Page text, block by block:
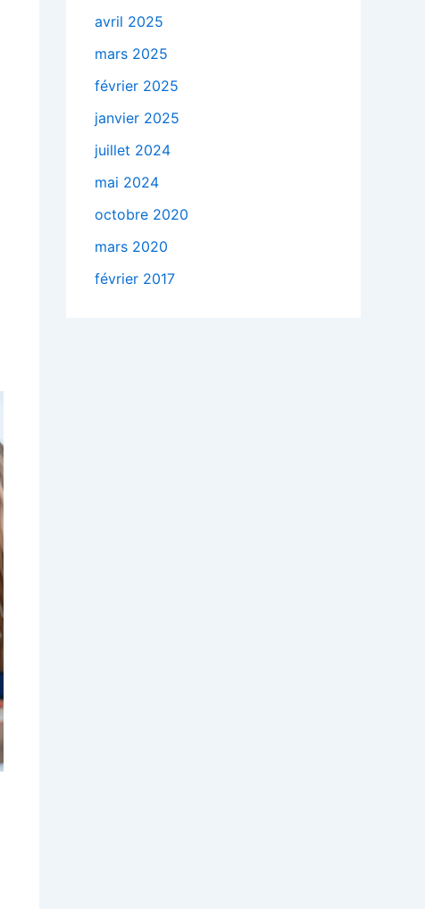
avril 2025
mars 2025
février 2025
janvier 2025
juillet 2024
mai 2024
octobre 2020
mars 2020
février 2017